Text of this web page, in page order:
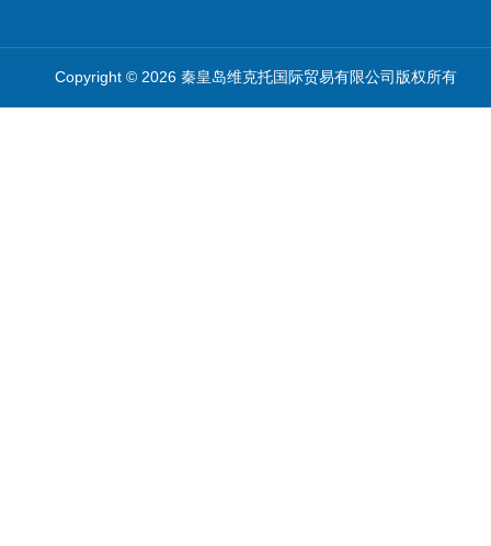
Copyright © 2026 秦皇岛维克托国际贸易有限公司版权所有